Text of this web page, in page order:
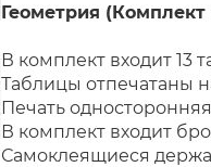
Геометрия (Комплект
В комплект входит 13
Таблицы отпечатаны
Печать
В комплект входит
Самоклеящиеся